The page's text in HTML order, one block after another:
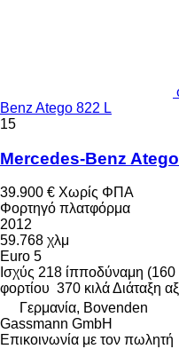
Benz Atego 822 L
15
Mercedes-Benz
39.900 € Χωρίς ΦΠΑ
Φορτηγό πλατφόρμα
2012
59.768 χλμ
Euro 5
Ισχύς 218 ίπποδύναμη (160
φορτίου 370 κιλάΔιάταξη
Γερμανία, Bovenden
Gassmann GmbH
Επικοινωνία με τον πωλητή